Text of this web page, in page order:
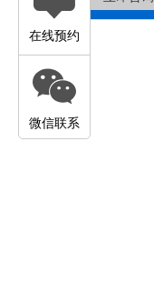
在线预约
微信联系